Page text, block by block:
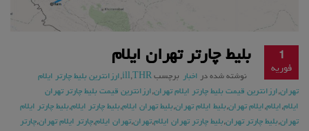
1
فوریه
بلیط چارتر تهران ایلام
نوشته شده در اخبار برچسب ill,THR
,ارزانترین بلیط چارتر ایلام
تهران,ارزانترین قیمت بلیط چارتر ایلام تهران,ارزانترین قیمت بلیط چارتر تهران
ایلام,ایلام,ایلام تهران,بلیط ایلام تهران,بلیط تهران ایلام,بلیط چارتر ایلام,بلیط چارتر ایلام
تهران,بلیط چارتر تهران,بلیط چارتر تهران ایلام,تهران,تهران ایلام,چارتر ایلام تهران,چارتر